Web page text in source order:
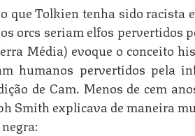
que Tolkien tenha sido
orcs seriam elfos pervertidos
Média) evoque o conceito
humanos pervertidos pela
de Cam. Menos de cem
Smith explicava de maneira